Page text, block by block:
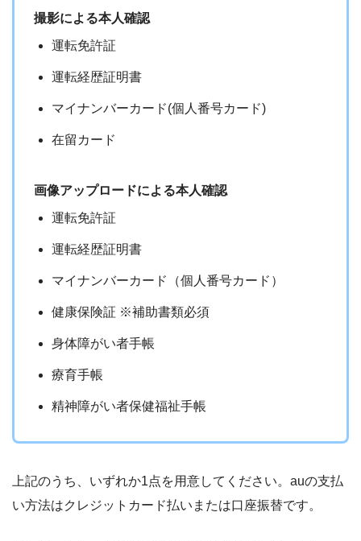
撮影による本人確認
運転免許証
運転経歴証明書
マイナンバーカード(個人番号カード)
在留カード
画像アップロードによる本人確認
運転免許証
運転経歴証明書
マイナンバーカード（個人番号カード）
健康保険証 ※補助書類必須
身体障がい者手帳
療育手帳
精神障がい者保健福祉手帳
上記のうち、いずれか1点を用意してください。auの支払
い方法はクレジットカード払いまたは口座振替です。